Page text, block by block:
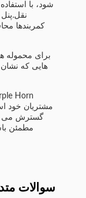
شود، با
کمربندها
برای محموله
هایی که
مشتریان خود
گسترش می
سوالات